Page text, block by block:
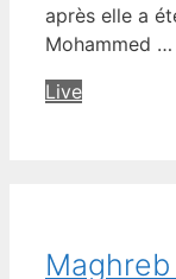
après elle a
Mohammed …
Live